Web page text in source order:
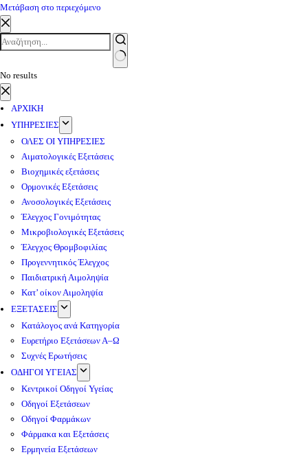
Μετάβαση στο περιεχόμενο
No results
ΑΡΧΙΚΗ
ΥΠΗΡΕΣΙΕΣ
ΟΛΕΣ ΟΙ ΥΠΗΡΕΣΙΕΣ
Αιματολογικές Εξετάσεις
Βιοχημικές εξετάσεις
Ορμονικές Εξετάσεις
Ανοσολογικές Εξετάσεις
Έλεγχος Γονιμότητας
Μικροβιολογικές Εξετάσεις
Έλεγχος Θρομβοφιλίας
Προγεννητικός Έλεγχος
Παιδιατρική Αιμοληψία
Κατ’ οίκον Αιμοληψία
ΕΞΕΤΑΣΕΙΣ
Κατάλογος ανά Κατηγορία
Ευρετήριο Εξετάσεων Α–Ω
Συχνές Ερωτήσεις
ΟΔΗΓΟΙ ΥΓΕΙΑΣ
Κεντρικοί Οδηγοί Υγείας
Οδηγοί Εξετάσεων
Οδηγοί Φαρμάκων
Φάρμακα και Εξετάσεις
Ερμηνεία Εξετάσεων